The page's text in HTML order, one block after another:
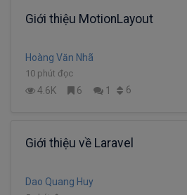
Giới thiệu MotionLayout
Hoàng Văn Nhã
10 phút đọc
4.6K 6 1 6
Giới thiệu về Laravel
Dao Quang Huy